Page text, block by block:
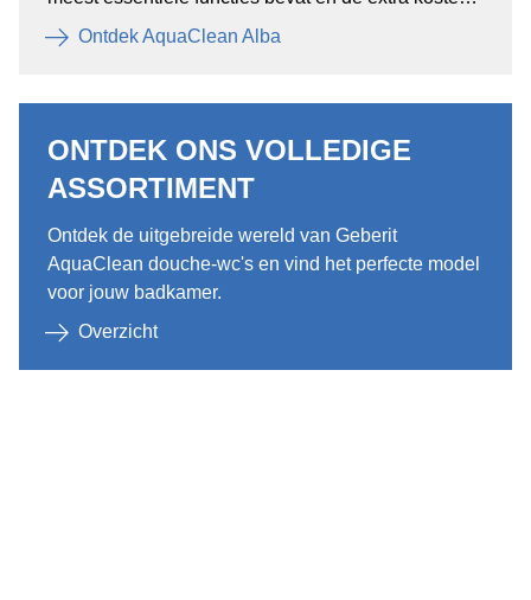
in vergelijking met een traditioneel wc erg laag zijn.
Ontdek AquaClean Alba
ONTDEK ONS VOLLEDIGE
ASSORTIMENT
Ontdek de uitgebreide wereld van Geberit
AquaClean douche-wc's en vind het perfecte model
voor jouw badkamer.
Overzicht